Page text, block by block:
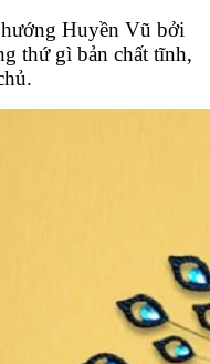
Huyền Vũ bởi
thứ gì bản chất tĩnh,